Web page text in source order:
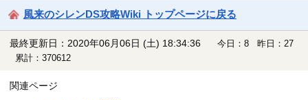
風来のシレンDS攻略Wiki トップページに戻る
最終更新日：2020年06月06日 (土) 18:34:36
今日：8 昨日：27
累計：370612
関連ページ